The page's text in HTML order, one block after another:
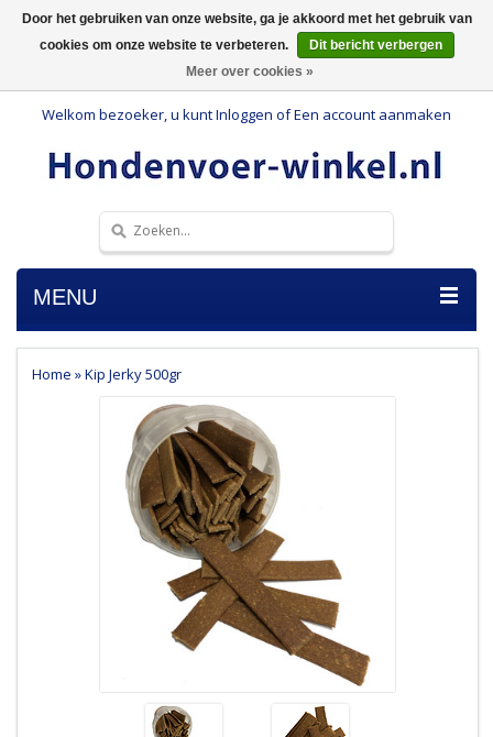
Welkom bezoeker, u kuntInloggen ofEen account aanmaken
MENU
Home »Kip Jerky 500gr
Door het gebruiken van onze website, ga je akkoord met het gebruik van
cookies om onze website te verbeteren.
Dit bericht verbergen
Meer over cookies »